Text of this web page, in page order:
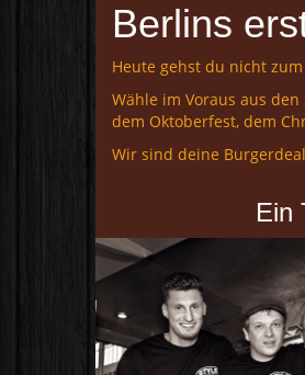
Berlins
Heute gehst du nicht
Wähle im Voraus aus
dem Oktoberfest, dem
Wir sind deine
Ein